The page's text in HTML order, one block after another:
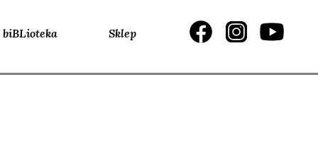
biBLioteka Sklep